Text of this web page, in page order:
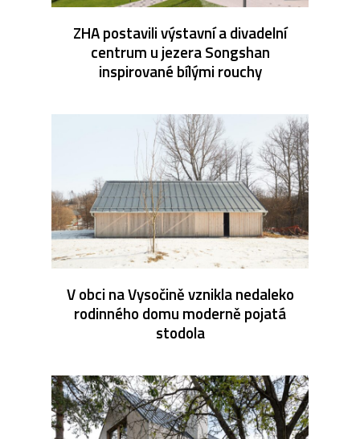
ZHA postavili výstavní a divadelní
centrum u jezera Songshan
inspirované bílými rouchy
V obci na Vysočině vznikla nedaleko
rodinného domu moderně pojatá
stodola